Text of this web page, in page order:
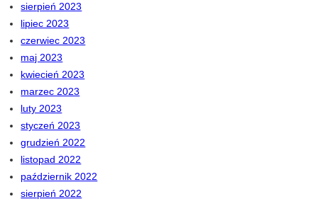
sierpień 2023
lipiec 2023
czerwiec 2023
maj 2023
kwiecień 2023
marzec 2023
luty 2023
styczeń 2023
grudzień 2022
listopad 2022
październik 2022
sierpień 2022